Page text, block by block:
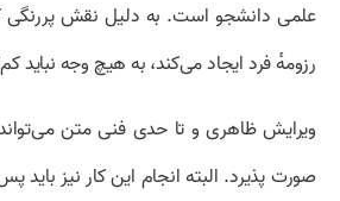
علمی دانشجو است. به دلیل نقش پررنگی
رزومهٔ فرد ایجاد می‌کند، به هیچ وجه نباید
ویرایش ظاهری و تا حدی فنی متن
صورت پذیرد. البته انجام این کار نیز باید